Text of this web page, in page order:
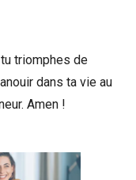
triomphes de
dans ta vie au
Amen !